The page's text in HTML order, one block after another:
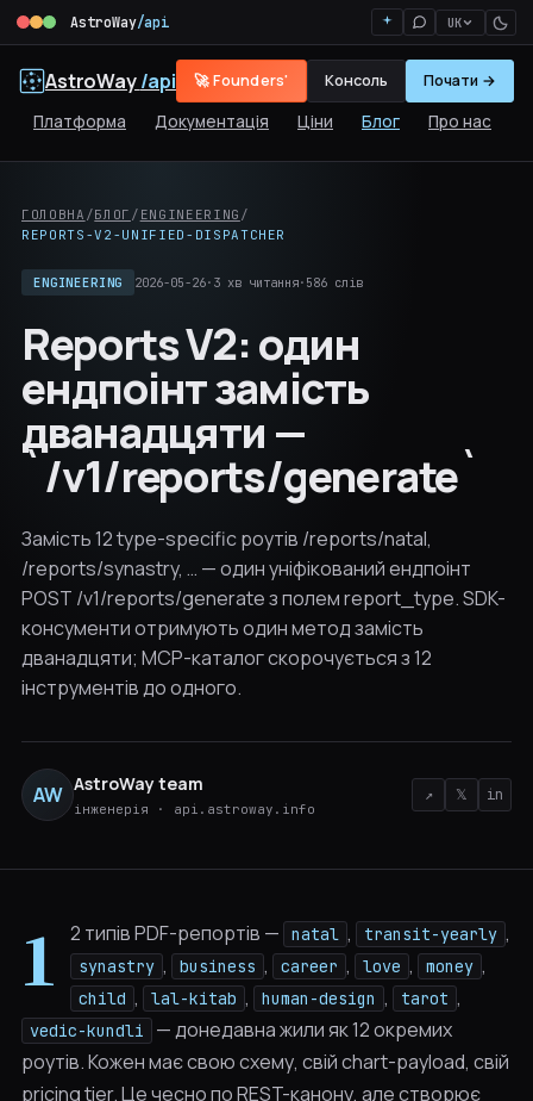
AstroWay/api UK
AstroWay/api
Платформа Документація Ціни Блог Про нас
🚀 Founders' Консоль Почати →
ГОЛОВНА /БЛОГ / ENGINEERING /
REPORTS-V2-UNIFIED-DISPATCHER
ENGINEERING 2026-05-26· 3 хв читання· 586 слів
Reports V2: один
ендпоінт замість
дванадцяти —
`/v1/reports/generate`
Замість 12 type-specific роутів /reports/natal,
/reports/synastry, … — один уніфікований ендпоінт
POST /v1/reports/generate з полем report_type. SDK-
консументи отримують один метод замість
дванадцяти; MCP-каталог скорочується з 12
інструментів до одного.
AW AstroWay team
інженерія · api.astroway.info
↗ 𝕏 in
1 2 типів PDF-репортів — natal , transit-yearly ,
synastry , business , career , love , money ,
child , lal-kitab , human-design , tarot ,
vedic-kundli
— донедавна жили як 12 окремих
роутів. Кожен має свою схему, свій chart-payload, свій
pricing tier. Це чесно по REST-канону, але створює